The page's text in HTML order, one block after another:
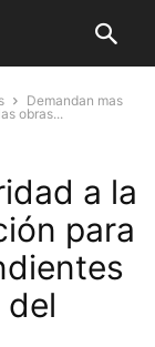
Demandan mas
obras...
a la
para